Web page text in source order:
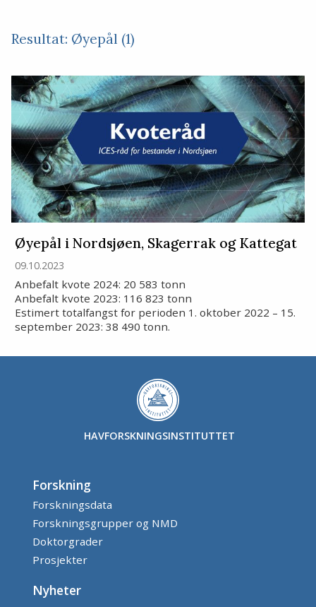
Resultat: Øyepål (1)
Øyepål i Nordsjøen, Skagerrak og Kattegat
09.10.2023
Anbefalt kvote 2024: 20 583 tonn
Anbefalt kvote 2023: 116 823 tonn
Estimert totalfangst for perioden 1. oktober 2022 – 15.
september 2023: 38 490 tonn.
HAVFORSKNINGSINSTITUTTET
Forskning
Forskningsdata
Forskningsgrupper og NMD
Doktorgrader
Prosjekter
Nyheter